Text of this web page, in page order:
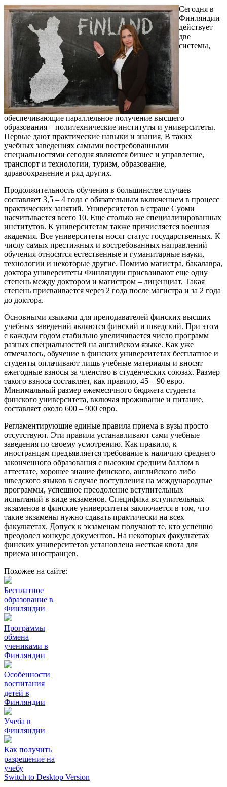
Сегодня в
Финляндии
действует
две
системы,
обеспечивающие параллельное получение высшего
образования – политехнические институты и университеты.
Первые дают практические навыки и знания. В таких
учебных заведениях самыми востребованными
специальностями сегодня являются бизнес и управление,
транспорт и технологии, туризм, образование,
здравоохранение и ряд других.
Продолжительность обучения в большинстве случаев
составляет 3,5 – 4 года с обязательным включением в процесс
практических занятий. Университетов в стране Суоми
насчитывается всего 10. Еще столько же специализированных
институтов. К университетам также причисляется военная
академия. Все университеты носят статус государственных. К
числу самых престижных и востребованных направлений
обучения относятся естественные и гуманитарные науки,
технологии и некоторые другие. Помимо магистра, бакалавра,
доктора университеты Финляндии присваивают еще одну
степень между доктором и магистром – лиценциат. Такая
степень присваивается через 2 года после магистра и за 2 года
до доктора.
Основными языками для преподавателей финских высших
учебных заведений являются финский и шведский. При этом
с каждым годом стабильно увеличивается число программ
разных специальностей на английском языке. Как уже
отмечалось, обучение в финских университетах бесплатное и
студенты оплачивают лишь учебные материалы и вносят
ежегодные взносы за членство в студенческих союзах. Размер
такого взноса составляет, как правило, 45 – 90 евро.
Минимальный размер ежемесячного бюджета студента
финского университета, включая проживание и питание,
составляет около 600 – 900 евро.
Регламентирующие единые правила приема в вузы просто
отсутствуют. Эти правила устанавливают сами учебные
заведения по своему усмотрению. Как правило, к
иностранцам предъявляется требование к наличию среднего
законченного образования с высоким средним баллом в
аттестате, хорошее знание финского, английского либо
шведского языков в случае поступления на международные
программы, успешное преодоление вступительных
испытаний в виде экзаменов. Специфика вступительных
экзаменов в финские университеты заключается в том, что
такие экзамены нужно сдавать практически на всех
факультетах. Допуск к экзаменам получают те, кто успешно
преодолел конкурс документов. На некоторых факультетах
финских университетов установлена жесткая квота для
приема иностранцев.
Похожее на сайте:
Бесплатное
образование в
Финляндии
Программы
обмена
учениками в
Финляндии
Особенности
воспитания
детей в
Финляндии
Учеба в
Финляндии
Как получить
разрешение на
учебу
Switch to Desktop Version